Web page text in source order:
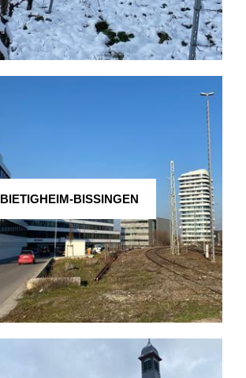
BIETIGHEIM-BISSINGEN